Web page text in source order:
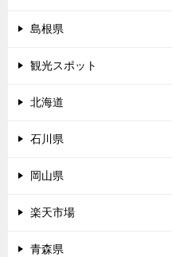
島根県
観光スポット
北海道
石川県
岡山県
楽天市場
青森県